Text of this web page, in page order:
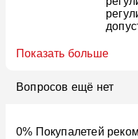
Показать больше
Вопросов ещё нет
0% Покупалетей